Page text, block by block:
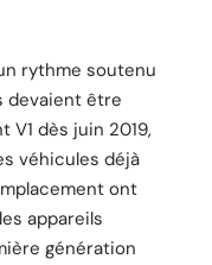
rythme soutenu
devaient être
V1 dès juin 2019,
véhicules déjà
ont
appareils
génération